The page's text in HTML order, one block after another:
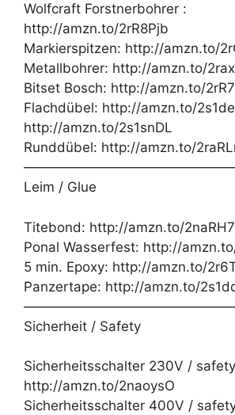
Wolfcraft Forstnerbohrer :
http://amzn.to/2rR8Pjb
Markierspitzen: http://amzn.to/
Metallbohrer: http://amzn.to/
Bitset Bosch: http://amzn.to/
Flachdübel: http://amzn.to/
http://amzn.to/2s1snDL
Runddübel: http://amzn.to/
Leim / Glue
Titebond: http://amzn.to/
Ponal Wasserfest: http://
5 min. Epoxy: http://amzn.to/
Panzertape: http://amzn.to/
Sicherheit / Safety
Sicherheitsschalter 230V /
http://amzn.to/2naoysO
Sicherheitsschalter 400V /